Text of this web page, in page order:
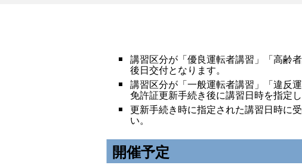
講習区分が「優良運転者講習」「高齢
後日交付となります。
講習区分が「一般運転者講習」「違反
免許証更新手続き後に講習日時を指定
更新手続き時に指定された講習日時に
い。
開催予定